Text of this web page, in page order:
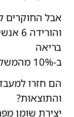
אבל
בריאה
ב-10% מהמשקל.
הם חזרו
והתוצאות?
יצירת שומן